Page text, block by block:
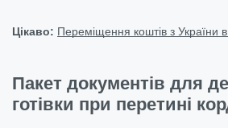
Цікаво: Переміщення коштів з України
Пакет документів для
готівки при перетині